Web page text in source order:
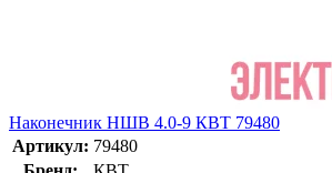
Наконечник НШВ 4.0-9 КВТ 79480
Артикул: 79480